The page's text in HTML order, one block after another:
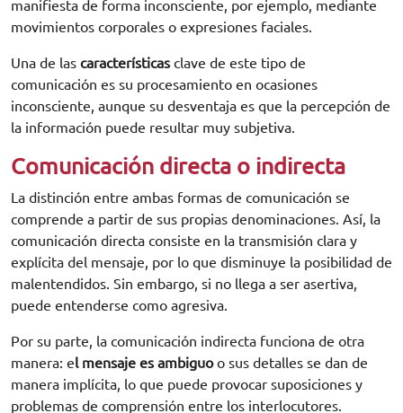
manifiesta de forma inconsciente, por ejemplo, mediante
movimientos corporales o expresiones faciales.
Una de las características clave de este tipo de
comunicación es su procesamiento en ocasiones
inconsciente, aunque su desventaja es que la percepción de
la información puede resultar muy subjetiva.
Comunicación directa o indirecta
La distinción entre ambas formas de comunicación se
comprende a partir de sus propias denominaciones. Así, la
comunicación directa consiste en la transmisión clara y
explícita del mensaje, por lo que disminuye la posibilidad de
malentendidos. Sin embargo, si no llega a ser asertiva,
puede entenderse como agresiva.
Por su parte, la comunicación indirecta funciona de otra
manera: el mensaje es ambiguoo sus detalles se dan de
manera implícita, lo que puede provocar suposiciones y
problemas de comprensión entre los interlocutores.